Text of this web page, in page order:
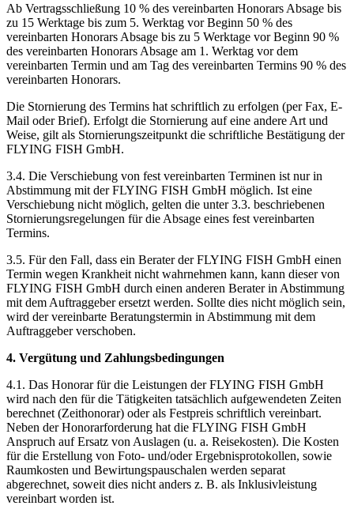
Ab Vertragsschließung 10 % des vereinbarten Honorars Absage bis
zu 15 Werktage bis zum 5. Werktag vor Beginn 50 % des
vereinbarten Honorars Absage bis zu 5 Werktage vor Beginn 90 %
des vereinbarten Honorars Absage am 1. Werktag vor dem
vereinbarten Termin und am Tag des vereinbarten Termins 90 % des
vereinbarten Honorars.
Die Stornierung des Termins hat schriftlich zu erfolgen (per Fax, E-
Mail oder Brief). Erfolgt die Stornierung auf eine andere Art und
Weise, gilt als Stornierungszeitpunkt die schriftliche Bestätigung der
FLYING FISH GmbH.
3.4. Die Verschiebung von fest vereinbarten Terminen ist nur in
Abstimmung mit der FLYING FISH GmbH möglich. Ist eine
Verschiebung nicht möglich, gelten die unter 3.3. beschriebenen
Stornierungsregelungen für die Absage eines fest vereinbarten
Termins.
3.5. Für den Fall, dass ein Berater der FLYING FISH GmbH einen
Termin wegen Krankheit nicht wahrnehmen kann, kann dieser von
FLYING FISH GmbH durch einen anderen Berater in Abstimmung
mit dem Auftraggeber ersetzt werden. Sollte dies nicht möglich sein,
wird der vereinbarte Beratungstermin in Abstimmung mit dem
Auftraggeber verschoben.
4. Vergütung und Zahlungsbedingungen
4.1. Das Honorar für die Leistungen der FLYING FISH GmbH
wird nach den für die Tätigkeiten tatsächlich aufgewendeten Zeiten
berechnet (Zeithonorar) oder als Festpreis schriftlich vereinbart.
Neben der Honorarforderung hat die FLYING FISH GmbH
Anspruch auf Ersatz von Auslagen (u. a. Reisekosten). Die Kosten
für die Erstellung von Foto- und/oder Ergebnisprotokollen, sowie
Raumkosten und Bewirtungspauschalen werden separat
abgerechnet, soweit dies nicht anders z. B. als Inklusivleistung
vereinbart worden ist.